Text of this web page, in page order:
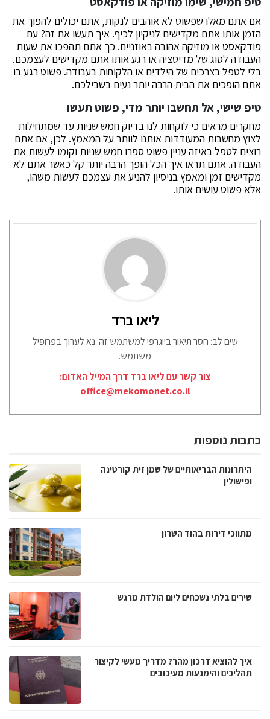
אם אתם מאלו שפשוט לא אוהבים לנקות, אתם יכולים להפוך את
הזמן אותו אתם מקדישים לניקיון לכיף. איך תעשו את זה? עם
פודקאסט או מוזיקה אהובה באוזניים. כך אתם תהפכו את שעות
העבודה לסוג של מדיטציה או רגע אותו אתם מקדישים לעצמכם.
בלי לטפל בצרכים של הילדים או הלקוחות בעבודה. פשוט רגע בו
אתם הופכים את הבית הרבה יותר נעים בשבילכם.
טיפ שישי, אל תחשבו יותר מדי, פשוט תעשו
מחקרים מראים כי לוקחות לנו בדיוק חמש שניות עד שמתחילות
לצוץ מחשבות המעודדות אותנו לוותר על המאמץ. לכן, אם אתם
רוצים לטפל באיזה עניין פשוט ספרו חמש שניות וקומו לעשות את
העבודה. אתם תראו איך הכל הופך הרבה יותר קל כאשר אתם לא
מקדישים זמן ומאמץ בניסיון להניע את עצמכם לעשות משהו,
אלא פשוט עושים אותו.
ליאו ברד
שים לב: חסר תיאור ביוגרפי למשתמש זה. נא לערוך בפרופיל
משתמש.
צור קשר עם ליאו ברד דרך המייל האדום:
office@mekomonet.co.il
כתבות נוספות
היתרונות הבריאותיים של שמן זית קורטינה
ופישולין
מתווכי דירות בהוד השרון
שירים בלתי נשכחים ליום הולדת מרגש
איך להוציא דרכון מהר? מדריך מעשי לקיצור
תהליכים והימנעות מעיכובים